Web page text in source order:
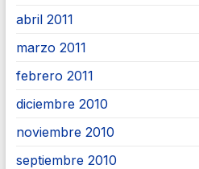
abril 2011
marzo 2011
febrero 2011
diciembre 2010
noviembre 2010
septiembre 2010